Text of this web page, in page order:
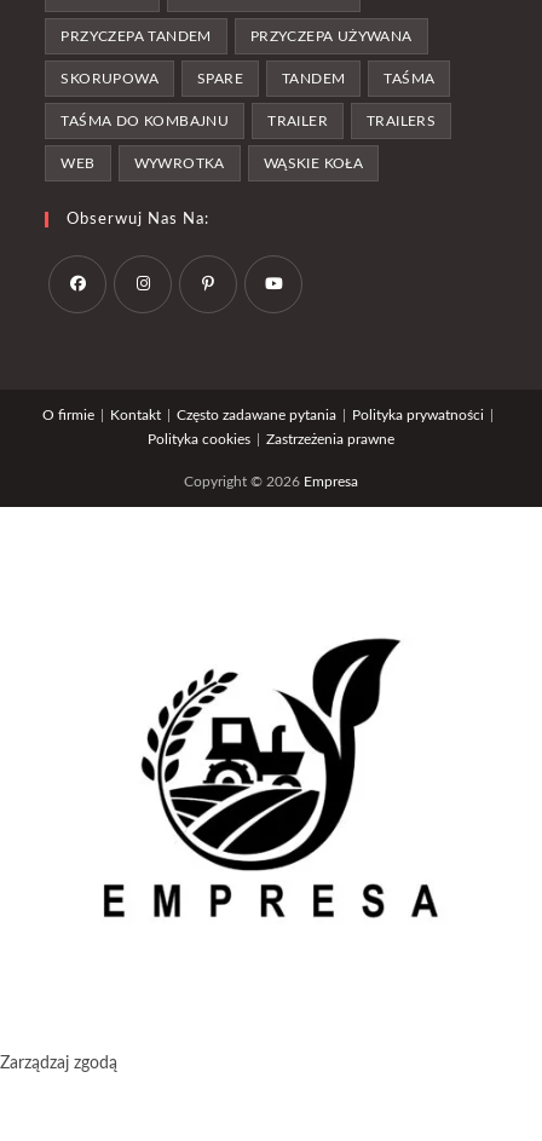
PRZYCZEPA TANDEM PRZYCZEPA UŻYWANA
SKORUPOWA SPARE TANDEM TAŚMA
TAŚMA DO KOMBAJNU TRAILER TRAILERS
WEB WYWROTKA WĄSKIE KOŁA
Obserwuj Nas Na:
new
new
new
tab
new
tab
O firmie Kontakt Często zadawane pytania
Polityka prywatności
Polityka cookies
Zastrzeżenia prawne
Copyright © 2026 Empresa
Zarządzaj zgodą